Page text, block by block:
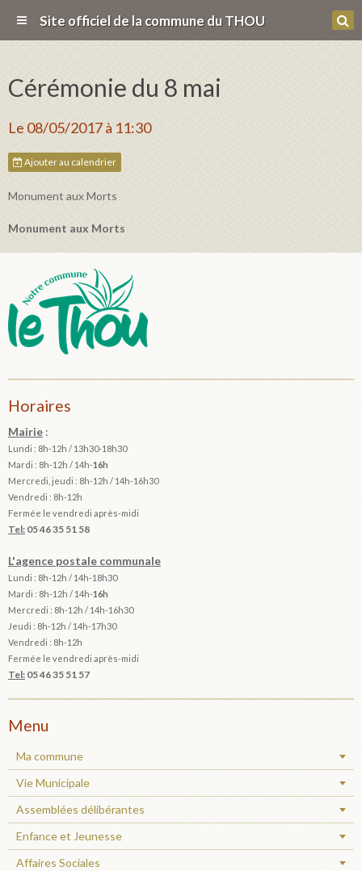
Site officiel de la commune du THOU
Cérémonie du 8 mai
Le 08/05/2017à 11:30
Ajouter au calendrier
Monument aux Morts
Monument aux Morts
Horaires
Mairie :
Lundi : 8h-12h / 13h30-18h30
Mardi : 8h-12h / 14h-16h
Mercredi, jeudi : 8h-12h / 14h-16h30
Vendredi : 8h-12h
Fermée le vendredi après-midi
Tel: 05 46 35 51 58
L'agence postale communale
Lundi : 8h-12h / 14h-18h30
Mardi : 8h-12h / 14h-16h
Mercredi : 8h-12h / 14h-16h30
Jeudi : 8h-12h / 14h-17h30
Vendredi : 8h-12h
Fermée le vendredi après-midi
Tel: 05 46 35 51 57
Menu
Ma commune
Vie Municipale
Assemblées délibérantes
Enfance et Jeunesse
Affaires Sociales